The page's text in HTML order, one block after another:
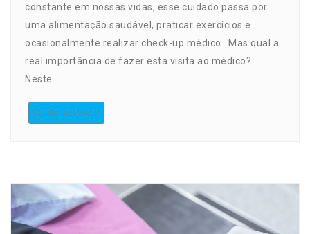
constante em nossas vidas, esse cuidado passa por
uma alimentação saudável, praticar exercícios e
ocasionalmente realizar check-up médico. Mas qual a
real importância de fazer esta visita ao médico?
Neste…
Continue Lendo